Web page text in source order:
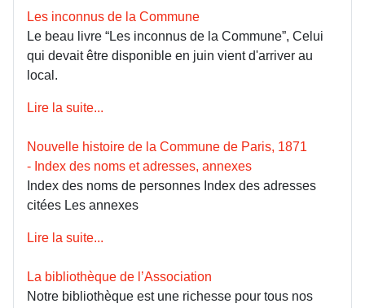
Les inconnus de la Commune
Le beau livre “Les inconnus de la Commune”, Celui
qui devait être disponible en juin vient d'arriver au
local.
Lire la suite...
Nouvelle histoire de la Commune de Paris, 1871
- Index des noms et adresses, annexes
Index des noms de personnes Index des adresses
citées Les annexes
Lire la suite...
La bibliothèque de l’Association
Notre bibliothèque est une richesse pour tous nos